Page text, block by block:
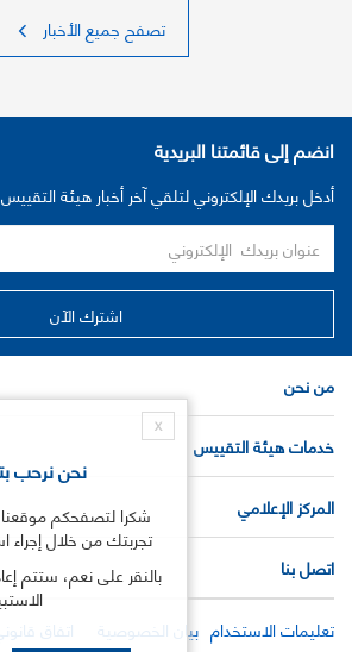
تصفح جميع الأخبار
انضم إلى قائمتنا البريدية
أدخل بريدك الإلكتروني لتلقي آخر أخبار هيئة التقييس
من نحن
خدمات هيئة التقييس
المركز الإعلامي
اتصل بنا
تعليمات الاستخدام بيان الخصوصية اتفاق
X
نحن نرحب
شكرا لتصفحكم
تجربتك من خلال إجراء
بالنقر على نعم، ستتم